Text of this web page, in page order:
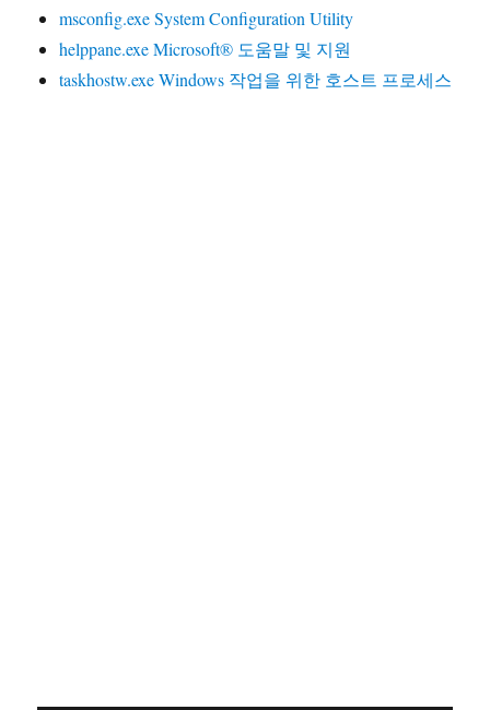
msconfig.exe System Configuration Utility
helppane.exe Microsoft® 도움말 및 지원
taskhostw.exe Windows 작업을 위한 호스트 프로세스